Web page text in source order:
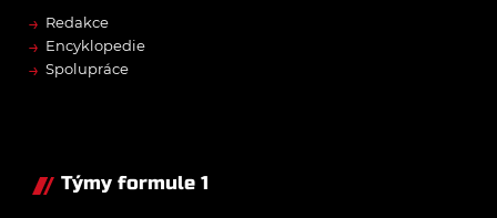
→ Redakce
→ Encyklopedie
→ Spolupráce
Týmy formule 1